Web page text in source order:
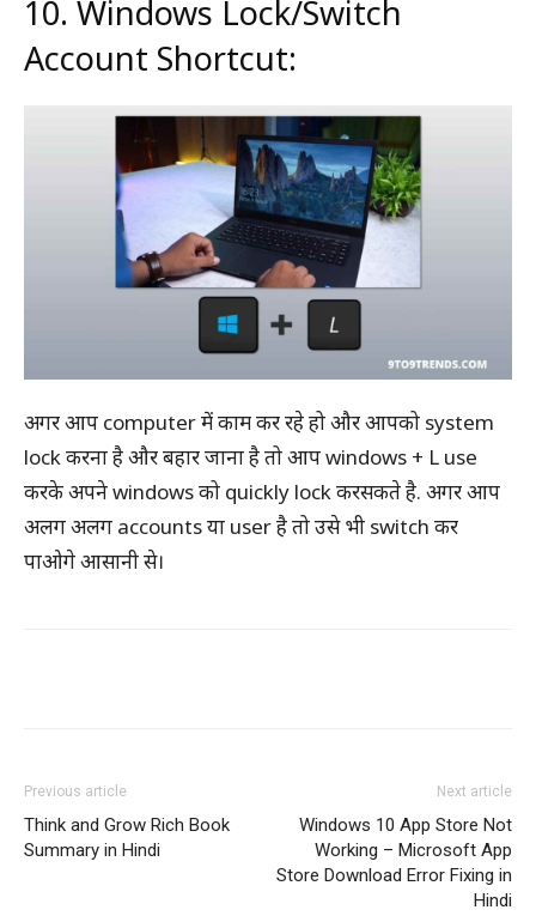
10. Windows Lock/Switch
Account Shortcut:
अगर आप computer में काम कर रहे हो और आपको system
lock करना है और बहार जाना है तो आप windows + L use
करके अपने windows को quickly lock करसकते है. अगर आप
अलग अलग accounts या user है तो उसे भी switch कर
पाओगे आसानी से।
Previous article
Think and Grow Rich Book
Summary in Hindi
Next article
Windows 10 App Store Not
Working – Microsoft App
Store Download Error Fixing in
Hindi